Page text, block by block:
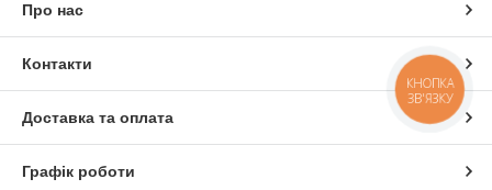
Про нас
Контакти
Доставка та оплата
Графік роботи
КНОПКА
ЗВ'ЯЗКУ